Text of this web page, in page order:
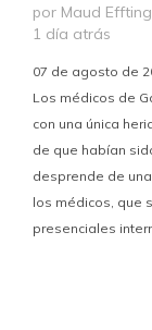
por Maud
1 día atrás
07 de agosto de
Los médicos de
con una única
de que habían
desprende de
los médicos, que
presenciales